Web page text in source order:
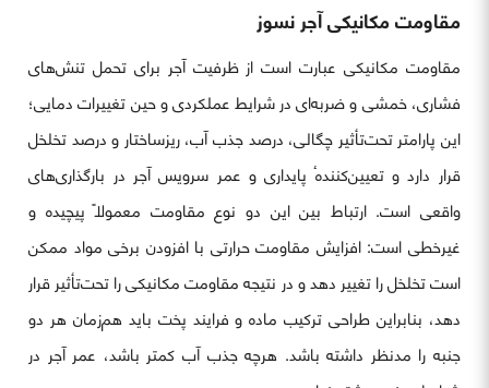
مقاومت مکانیکی آجر نسوز
مقاومت مکانیکی عبارت است از ظرفیت آجر برای تحمل تنش‌های
فشاری، خمشی و ضربه‌ای در شرایط عملکردی و حین تغییرات دمایی؛
این پارامتر تحت‌تأثیر چگالی، درصد جذب آب، ریزساختار و درصد تخلخل
قرار دارد و تعیین‌کنندهٔ پایداری و عمر سرویس آجر در بارگذاری‌های
واقعی است. ارتباط بین این دو نوع مقاومت معمولاً پیچیده و
غیرخطی است: افزایش مقاومت حرارتی با افزودن برخی مواد ممکن
است تخلخل را تغییر دهد و در نتیجه مقاومت مکانیکی را تحت‌تأثیر قرار
دهد، بنابراین طراحی ترکیب ماده و فرایند پخت باید هم‌زمان هر دو
جنبه را مدنظر داشته باشد. هرچه جذب آب کمتر باشد، عمر آجر در